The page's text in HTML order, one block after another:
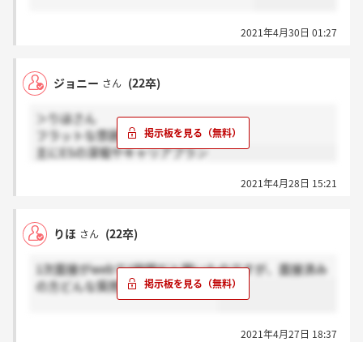
2021年4月30日 01:27
ジョニー さん (22卒)
＞りほさん
フラットな雰囲気だった．
主にESの深堀やキャリアプラン
2021年4月28日 15:21
りほ さん (22卒)
1次面接がwebで1時間だと聞いたのですが、面接済み
の方どんな質問をされましたか？
2021年4月27日 18:37